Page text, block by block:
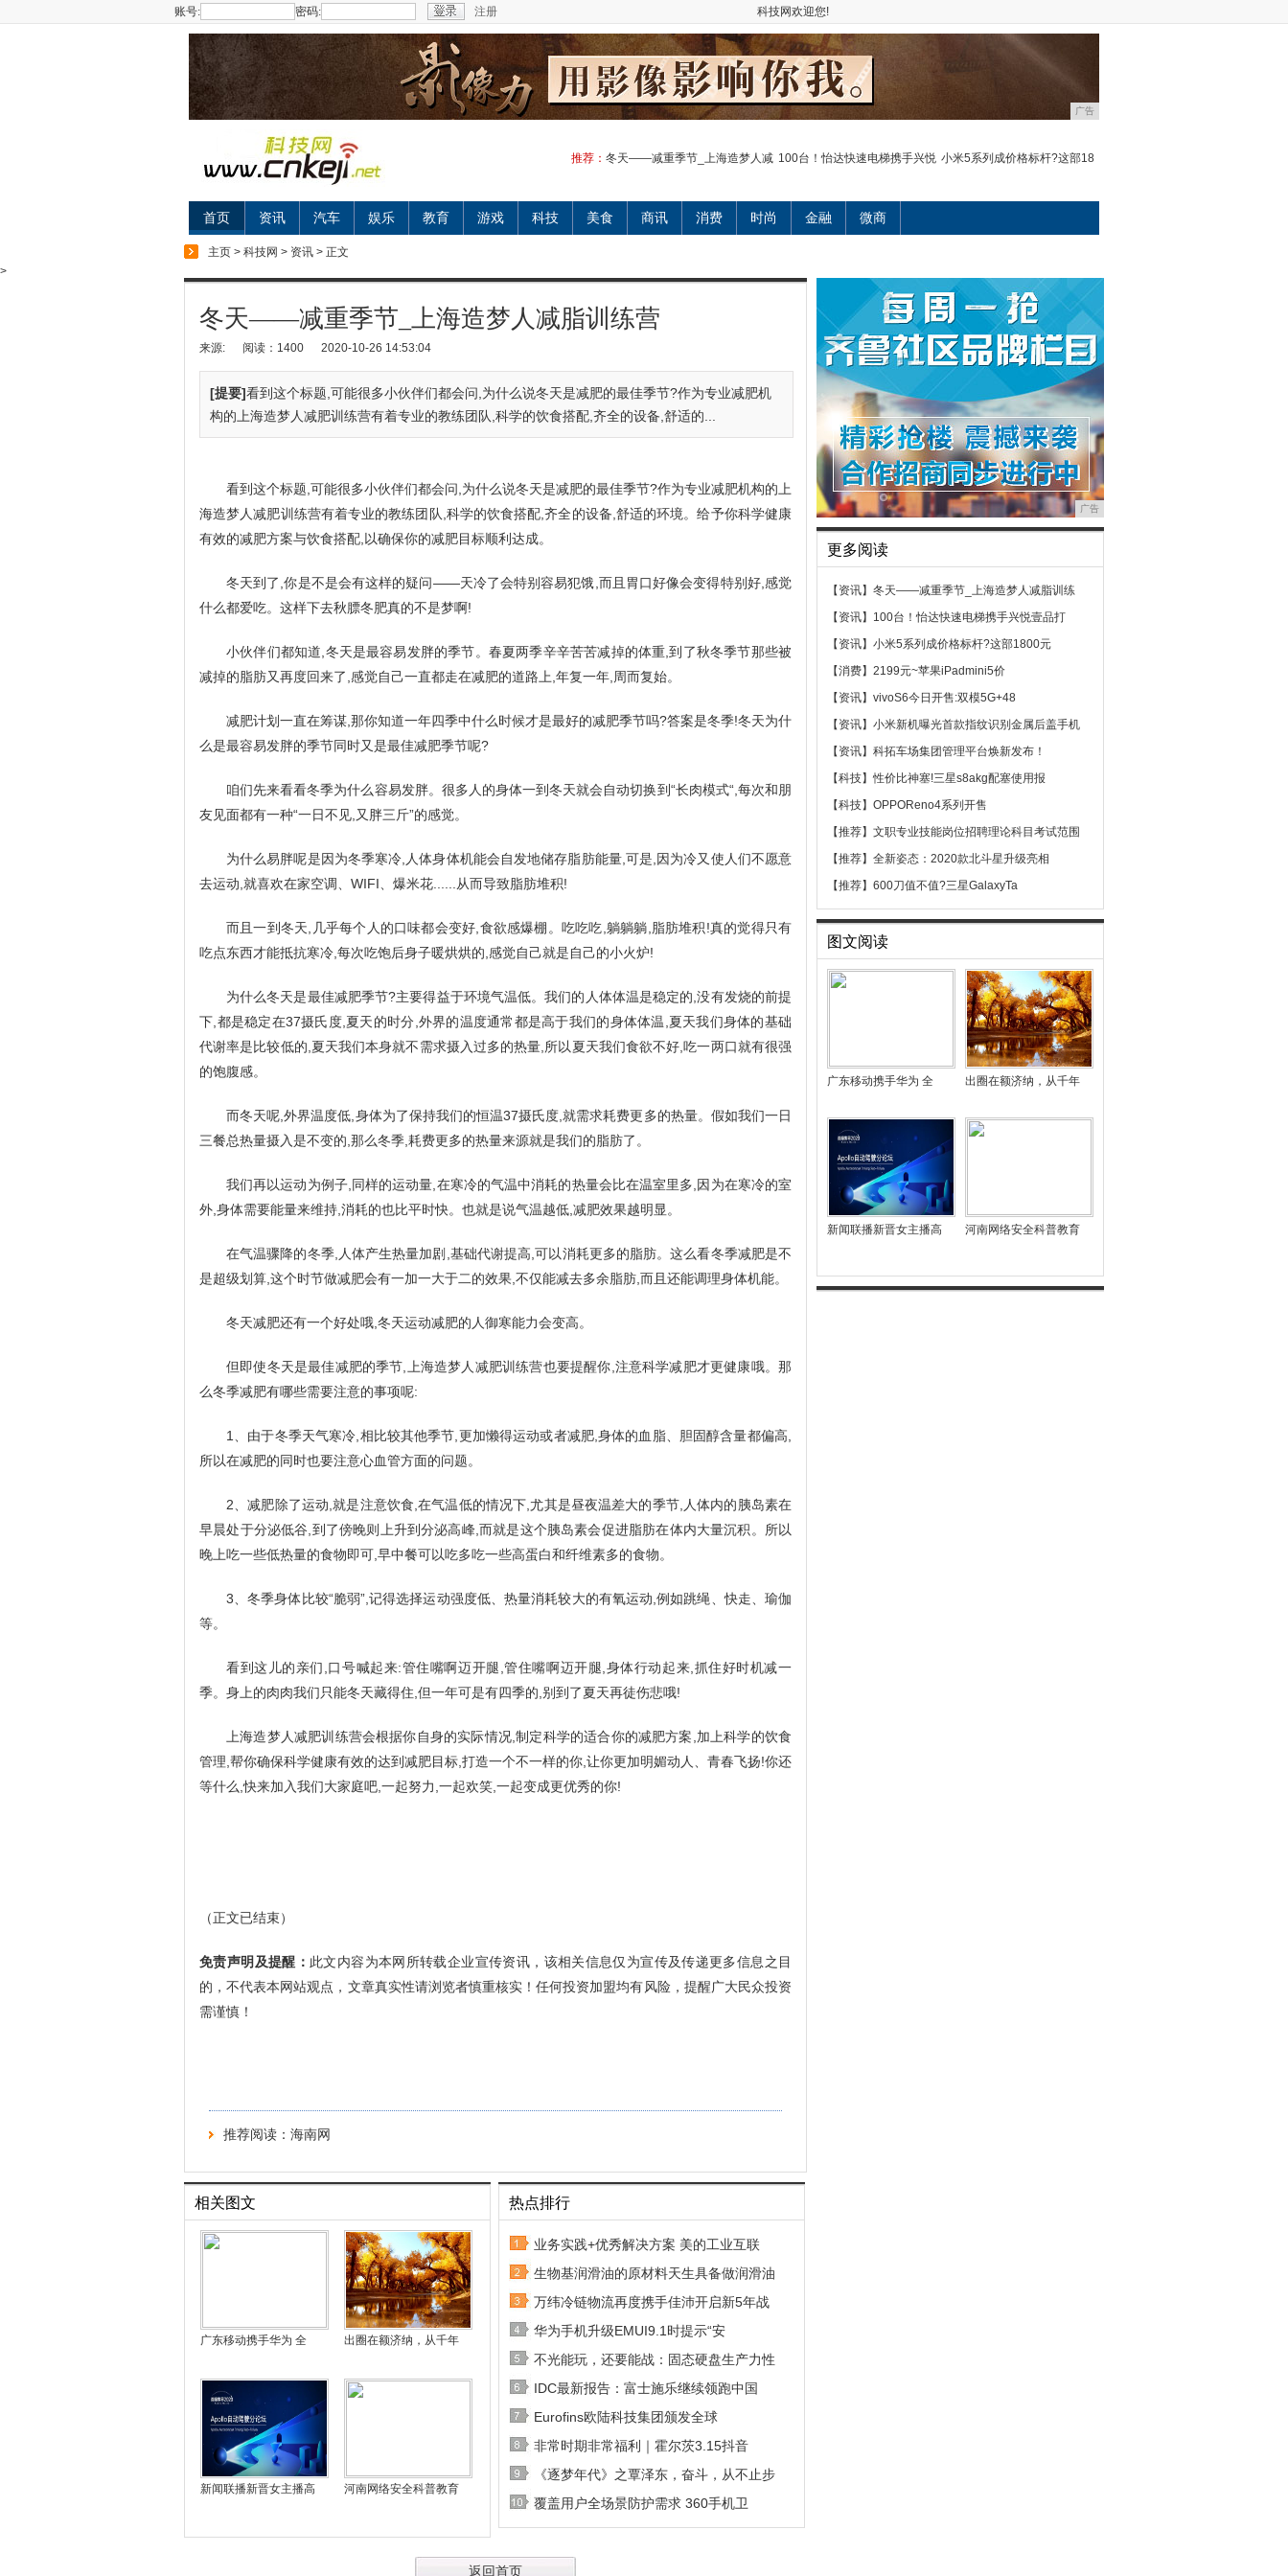
账号: 密码: 注册 科技网欢迎您!
广告
推荐： 冬天——减重季节_上海造梦人减 100台！怡达快速电梯携手兴悦 小米5系列成价格标杆?这部18
首页 资讯 汽车 娱乐 教育 游戏 科技 美食 商讯 消费 时尚 金融 微商
主页 > 科技网 > 资讯 > 正文
>
冬天——减重季节_上海造梦人减脂训练营
来源: 阅读：1400 2020-10-26 14:53:04
[提要]看到这个标题,可能很多小伙伴们都会问,为什么说冬天是减肥的最佳季节?作为专业减肥机
构的上海造梦人减肥训练营有着专业的教练团队,科学的饮食搭配,齐全的设备,舒适的...
看到这个标题,可能很多小伙伴们都会问,为什么说冬天是减肥的最佳季节?作为专业减肥机构的上
海造梦人减肥训练营有着专业的教练团队,科学的饮食搭配,齐全的设备,舒适的环境。给予你科学健康
有效的减肥方案与饮食搭配,以确保你的减肥目标顺利达成。
冬天到了,你是不是会有这样的疑问——天冷了会特别容易犯饿,而且胃口好像会变得特别好,感觉
什么都爱吃。这样下去秋膘冬肥真的不是梦啊!
小伙伴们都知道,冬天是最容易发胖的季节。春夏两季辛辛苦苦减掉的体重,到了秋冬季节那些被
减掉的脂肪又再度回来了,感觉自己一直都走在减肥的道路上,年复一年,周而复始。
减肥计划一直在筹谋,那你知道一年四季中什么时候才是最好的减肥季节吗?答案是冬季!冬天为什
么是最容易发胖的季节同时又是最佳减肥季节呢?
咱们先来看看冬季为什么容易发胖。很多人的身体一到冬天就会自动切换到“长肉模式“,每次和朋
友见面都有一种“一日不见,又胖三斤”的感觉。
为什么易胖呢是因为冬季寒冷,人体身体机能会自发地储存脂肪能量,可是,因为冷又使人们不愿意
去运动,就喜欢在家空调、WIFI、爆米花......从而导致脂肪堆积!
而且一到冬天,几乎每个人的口味都会变好,食欲感爆棚。吃吃吃,躺躺躺,脂肪堆积!真的觉得只有
吃点东西才能抵抗寒冷,每次吃饱后身子暖烘烘的,感觉自己就是自己的小火炉!
为什么冬天是最佳减肥季节?主要得益于环境气温低。我们的人体体温是稳定的,没有发烧的前提
下,都是稳定在37摄氏度,夏天的时分,外界的温度通常都是高于我们的身体体温,夏天我们身体的基础
代谢率是比较低的,夏天我们本身就不需求摄入过多的热量,所以夏天我们食欲不好,吃一两口就有很强
的饱腹感。
而冬天呢,外界温度低,身体为了保持我们的恒温37摄氏度,就需求耗费更多的热量。假如我们一日
三餐总热量摄入是不变的,那么冬季,耗费更多的热量来源就是我们的脂肪了。
我们再以运动为例子,同样的运动量,在寒冷的气温中消耗的热量会比在温室里多,因为在寒冷的室
外,身体需要能量来维持,消耗的也比平时快。也就是说气温越低,减肥效果越明显。
在气温骤降的冬季,人体产生热量加剧,基础代谢提高,可以消耗更多的脂肪。这么看冬季减肥是不
是超级划算,这个时节做减肥会有一加一大于二的效果,不仅能减去多余脂肪,而且还能调理身体机能。
冬天减肥还有一个好处哦,冬天运动减肥的人御寒能力会变高。
但即使冬天是最佳减肥的季节,上海造梦人减肥训练营也要提醒你,注意科学减肥才更健康哦。那
么冬季减肥有哪些需要注意的事项呢:
1、由于冬季天气寒冷,相比较其他季节,更加懒得运动或者减肥,身体的血脂、胆固醇含量都偏高,
所以在减肥的同时也要注意心血管方面的问题。
2、减肥除了运动,就是注意饮食,在气温低的情况下,尤其是昼夜温差大的季节,人体内的胰岛素在
早晨处于分泌低谷,到了傍晚则上升到分泌高峰,而就是这个胰岛素会促进脂肪在体内大量沉积。所以
晚上吃一些低热量的食物即可,早中餐可以吃多吃一些高蛋白和纤维素多的食物。
3、冬季身体比较“脆弱”,记得选择运动强度低、热量消耗较大的有氧运动,例如跳绳、快走、瑜伽
等。
看到这儿的亲们,口号喊起来:管住嘴啊迈开腿,管住嘴啊迈开腿,身体行动起来,抓住好时机减一
季。身上的肉肉我们只能冬天藏得住,但一年可是有四季的,别到了夏天再徒伤悲哦!
上海造梦人减肥训练营会根据你自身的实际情况,制定科学的适合你的减肥方案,加上科学的饮食
管理,帮你确保科学健康有效的达到减肥目标,打造一个不一样的你,让你更加明媚动人、青春飞扬!你还
等什么,快来加入我们大家庭吧,一起努力,一起欢笑,一起变成更优秀的你!
（正文已结束）
免责声明及提醒： 此文内容为本网所转载企业宣传资讯，该相关信息仅为宣传及传递更多信息之目
的，不代表本网站观点，文章真实性请浏览者慎重核实！任何投资加盟均有风险，提醒广大民众投资
需谨慎！
推荐阅读： 海南网
相关图文
广东移动携手华为 全 出圈在额济纳，从千年
新闻联播新晋女主播高 河南网络安全科普教育
热点排行
业务实践+优秀解决方案 美的工业互联
生物基润滑油的原材料天生具备做润滑油
万纬冷链物流再度携手佳沛开启新5年战
华为手机升级EMUI9.1时提示“安
不光能玩，还要能战：固态硬盘生产力性
IDC最新报告：富士施乐继续领跑中国
Eurofins欧陆科技集团颁发全球
非常时期非常福利｜霍尔茨3.15抖音
《逐梦年代》之覃泽东，奋斗，从不止步
覆盖用户全场景防护需求 360手机卫
返回首页
广告
更多阅读
【资讯】 冬天——减重季节_上海造梦人减脂训练
【资讯】 100台！怡达快速电梯携手兴悦壹品打
【资讯】 小米5系列成价格标杆?这部1800元
【消费】 2199元~苹果iPadmini5价
【资讯】 vivoS6今日开售:双模5G+48
【资讯】 小米新机曝光首款指纹识别金属后盖手机
【资讯】 科拓车场集团管理平台焕新发布！
【科技】性价比神塞!三星s8akg配塞使用报
【科技】 OPPOReno4系列开售
【推荐】 文职专业技能岗位招聘理论科目考试范围
【推荐】 全新姿态：2020款北斗星升级亮相
【推荐】 600刀值不值?三星GalaxyTa
图文阅读
广东移动携手华为 全 出圈在额济纳，从千年
新闻联播新晋女主播高 河南网络安全科普教育